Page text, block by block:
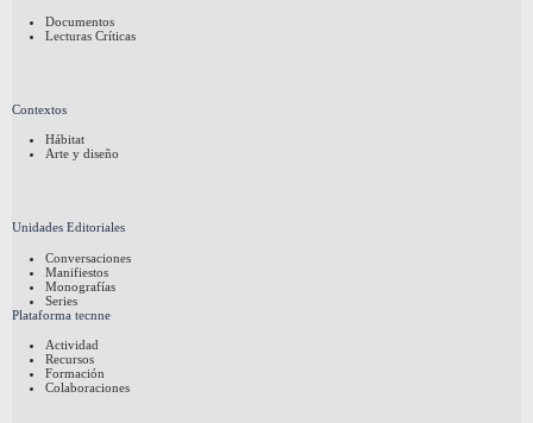
Documentos
Lecturas Críticas
Contextos
Hábitat
Arte y diseño
Unidades Editoriales
Conversaciones
Manifiestos
Monografías
Series
Plataforma tecnne
Actividad
Recursos
Formación
Colaboraciones